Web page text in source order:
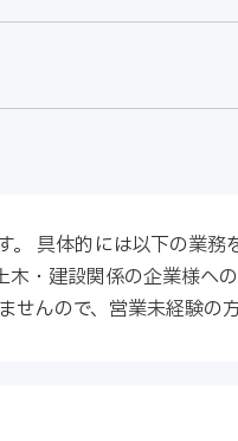
具体的には以下の業務
・建設関係の企業様へ
んので、営業未経験の